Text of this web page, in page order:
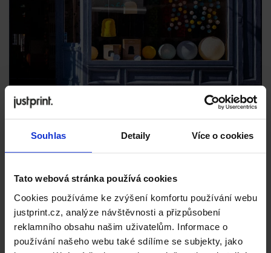
Souhlas Detaily Více o cookies
Tato webová stránka používá cookies
Cookies používáme ke zvýšení komfortu používání webu
justprint.cz, analýze návštěvnosti a přizpůsobení
reklamního obsahu našim uživatelům. Informace o
používání našeho webu také sdílíme se subjekty, jako